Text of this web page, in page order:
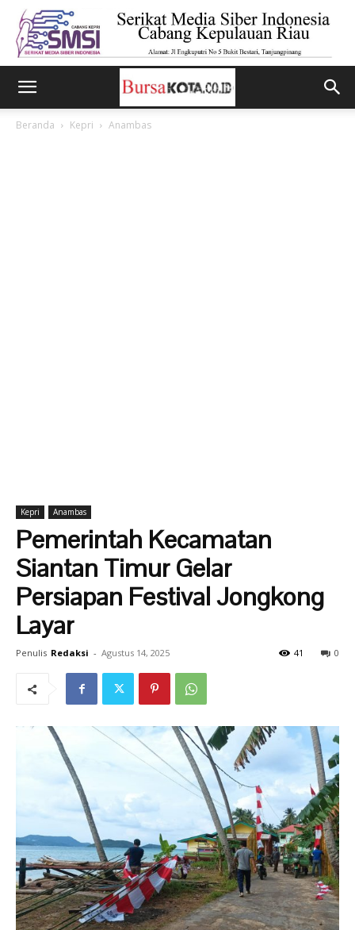
Beranda Kepri Anambas
Kepri Anambas
Pemerintah Kecamatan
Siantan Timur Gelar
Persiapan Festival Jongkong
Layar
Penulis Redaksi - Agustus 14, 2025 0
41